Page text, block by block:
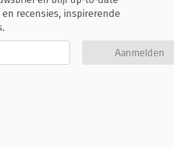
recensies, inspirerende
Aanmelden